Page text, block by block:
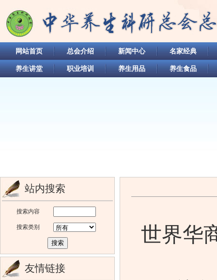
网站首页 总会介绍 新闻中心 名家经典
养生讲堂 职业培训 养生用品 养生食品
站内搜索
搜索内容
搜索类别
友情链接
世界华